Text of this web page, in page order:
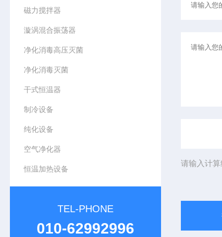
磁力搅拌器
漩涡混合振荡器
净化消毒高压灭菌
净化消毒灭菌
干式恒温器
制冷设备
纯化设备
空气净化器
恒温加热设备
TEL-PHONE
010-62992996
请输入计